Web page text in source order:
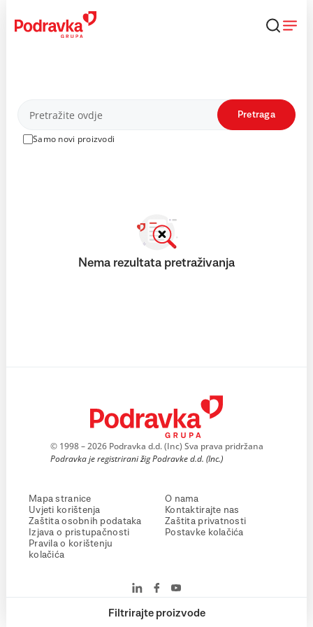
content
Proizvodi
Samo novi proizvodi
Pretraga
Filtrirajte proizvode
Nema rezultata pretraživanja
© 1998 – 2026 Podravka d.d. (Inc) Sva prava pridržana
Podravka je registrirani žig Podravke d.d. (Inc.)
Mapa stranice
Uvjeti korištenja
Zaštita osobnih podataka
Izjava o pristupačnosti
Pravila o korištenju
kolačića
O nama
Kontaktirajte nas
Zaštita privatnosti
Postavke kolačića